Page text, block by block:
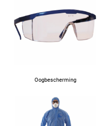
46
Oogbescherming